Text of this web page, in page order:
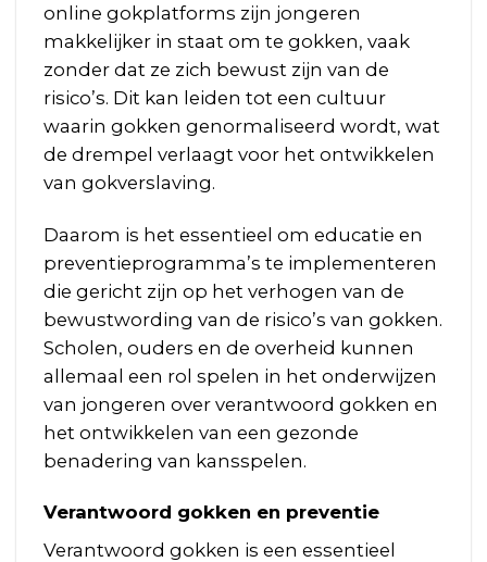
online gokplatforms zijn jongeren
makkelijker in staat om te gokken, vaak
zonder dat ze zich bewust zijn van de
risico’s. Dit kan leiden tot een cultuur
waarin gokken genormaliseerd wordt, wat
de drempel verlaagt voor het ontwikkelen
van gokverslaving.
Daarom is het essentieel om educatie en
preventieprogramma’s te implementeren
die gericht zijn op het verhogen van de
bewustwording van de risico’s van gokken.
Scholen, ouders en de overheid kunnen
allemaal een rol spelen in het onderwijzen
van jongeren over verantwoord gokken en
het ontwikkelen van een gezonde
benadering van kansspelen.
Verantwoord gokken en preventie
Verantwoord gokken is een essentieel